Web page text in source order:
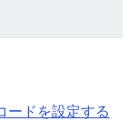
ードを設定する